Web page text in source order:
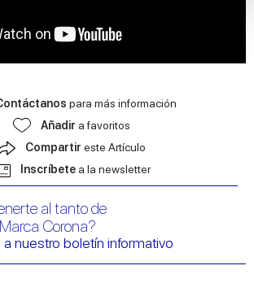
about your use of our site with
advertising and analytics partners who
or that they’ve collected from your use
para más información
Añadir a favoritos
Compartir este Artículo
Inscríbete a la newsletter
al tanto de
Corona?
nuestro boletín informativo